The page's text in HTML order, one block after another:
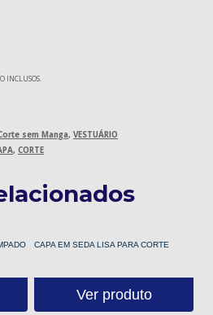
INCLUSOS.
sem Manga, VESTUÁRIO
, CORTE
CAPA EM SEDA LISA PARA CORTE
Ver produto